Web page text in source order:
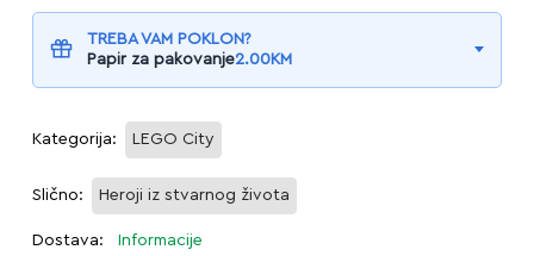
TREBA VAM POKLON?
Papir za pakovanje2.00KM
Kategorija: LEGO City
Slično: Heroji iz stvarnog života
Dostava: Informacije